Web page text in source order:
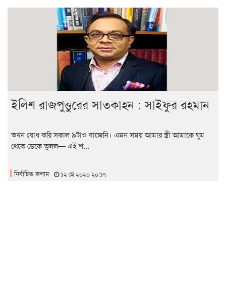
ইলিশ রাজপুত্তুরের সাতকাহন : সাইফুর রহমান
তখন বোধ করি সকাল ৯টাও বাজেনি। এমন সময় আমার স্ত্রী আমাকে ঘুম
থেকে ডেকে তুলল— এই শ...
নির্বাচিত কলাম ১২ মে ২০২০ ২০:১৭